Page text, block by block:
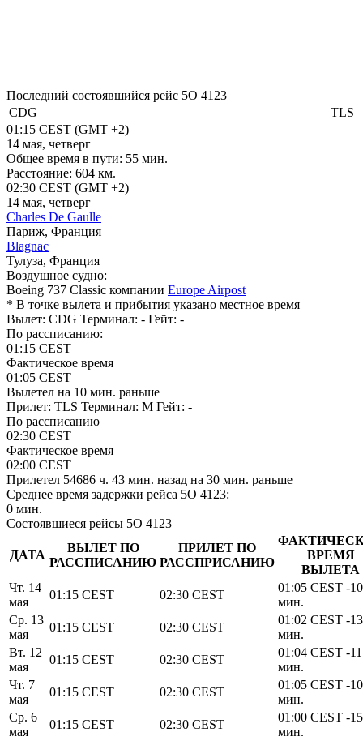
Последний состоявшийся рейс 5O 4123
CDG
TLS
01:15 CEST (GMT +2)
14 мая, четверг
Общее время в пути: 55 мин.
Расстояние: 604 км.
02:30 CEST (GMT +2)
14 мая, четверг
Charles De Gaulle
Париж, Франция
Blagnac
Тулуза, Франция
Воздушное судно:
Boeing 737 Classic компании Europe Airpost
* В точке вылета и прибытия указано местное время
Вылет: CDG Терминал: - Гейт: -
По рассписанию:
01:15 CEST
Фактическое время
01:05 CEST
Вылетел на 10 мин. раньше
Прилет: TLS Терминал: M Гейт: -
По рассписанию
02:30 CEST
Фактическое время
02:00 CEST
Прилетел 54686 ч. 43 мин. назад на 30 мин. раньше
Среднее время задержки рейса 5O 4123:
0 мин.
Состоявшиеся рейсы 5O 4123
ДАТА
ВЫЛЕТ ПО
РАССПИСАНИЮ
ПРИЛЕТ ПО
РАССПРИСАНИЮ
ВРЕМЯ
ВЫЛЕТА
Чт. 14
мая
01:15 CEST 02:30 CEST
01:05 CEST -10
мин.
Ср. 13
мая
01:15 CEST 02:30 CEST
01:02 CEST -13
мин.
Вт. 12
мая
01:15 CEST 02:30 CEST
01:04 CEST -11
мин.
Чт. 7
мая
01:15 CEST 02:30 CEST
01:05 CEST -10
мин.
Ср. 6
мая
01:15 CEST 02:30 CEST
01:00 CEST -15
мин.